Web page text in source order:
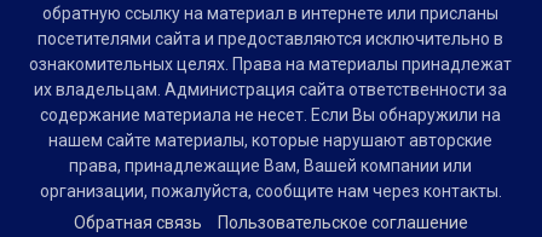
обратную ссылку на материал в интернете или присланы
посетителями сайта и предоставляются исключительно в
ознакомительных целях. Права на материалы принадлежат
их владельцам. Администрация сайта ответственности за
содержание материала не несет. Если Вы обнаружили на
нашем сайте материалы, которые нарушают авторские
права, принадлежащие Вам, Вашей компании или
организации, пожалуйста, сообщите нам через контакты.
Обратная связь
Пользовательское соглашение